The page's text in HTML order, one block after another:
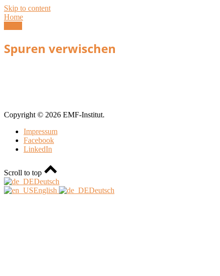
Skip to content
Home
Spuren verwischen
Copyright © 2026 EMF-Institut.
Impressum
Facebook
LinkedIn
Scroll to top
Deutsch
English
Deutsch